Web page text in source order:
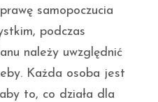
samopoczucia
podczas
należy uwzględnić
Każda osoba jest
to, co działa dla